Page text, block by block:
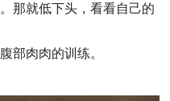
那就低下头，看看自己的
部肉肉的训练。